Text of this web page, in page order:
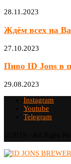
28.11.2023
Ждём всех на
27.10.2023
Пиво ID Jons в
29.08.2023
Instagram
Youtube
Telegram